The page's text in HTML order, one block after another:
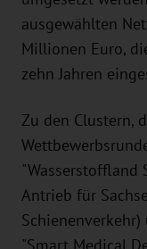
ausgewählten
Millionen Euro,
zehn Jahren
Zu den Clustern,
"Wasserstoffland
Antrieb für
"Smart Medical